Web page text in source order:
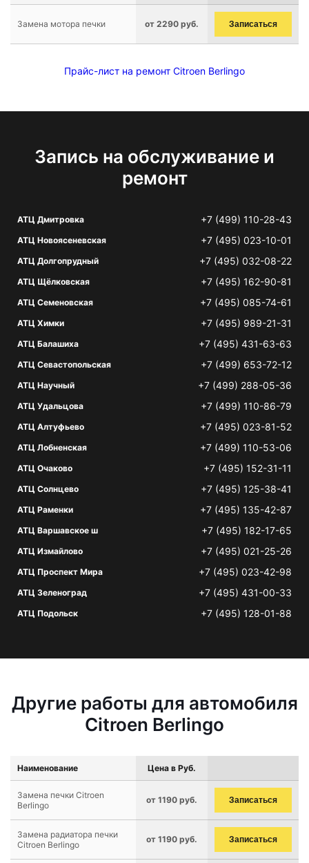
Замена мотора печки от 2290 руб. Записаться
Прайс-лист на ремонт Citroen Berlingo
Запись на обслуживание и
ремонт
АТЦ Дмитровка +7 (499) 110-28-43
АТЦ Новоясеневская +7 (495) 023-10-01
АТЦ Долгопрудный +7 (495) 032-08-22
АТЦ Щёлковская +7 (495) 162-90-81
АТЦ Семеновская +7 (495) 085-74-61
АТЦ Химки +7 (495) 989-21-31
АТЦ Балашиха +7 (495) 431-63-63
АТЦ Севастопольская +7 (499) 653-72-12
АТЦ Научный +7 (499) 288-05-36
АТЦ Удальцова +7 (499) 110-86-79
АТЦ Алтуфьево +7 (495) 023-81-52
АТЦ Лобненская +7 (499) 110-53-06
АТЦ Очаково +7 (495) 152-31-11
АТЦ Солнцево +7 (495) 125-38-41
АТЦ Раменки +7 (495) 135-42-87
АТЦ Варшавское ш +7 (495) 182-17-65
АТЦ Измайлово +7 (495) 021-25-26
АТЦ Проспект Мира +7 (495) 023-42-98
АТЦ Зеленоград +7 (495) 431-00-33
АТЦ Подольск +7 (495) 128-01-88
Другие работы для автомобиля
Citroen Berlingo
Наименование Цена в Руб.
Замена печки Citroen
Berlingo
от 1190 руб. Записаться
Замена радиатора печки
Citroen Berlingo
от 1190 руб. Записаться